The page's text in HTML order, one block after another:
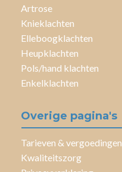
Artrose
Knieklachten
Elleboogklachten
Heupklachten
Pols/hand klachten
Enkelklachten
Overige pagina's
Tarieven & vergoedingen
Kwaliteitszorg